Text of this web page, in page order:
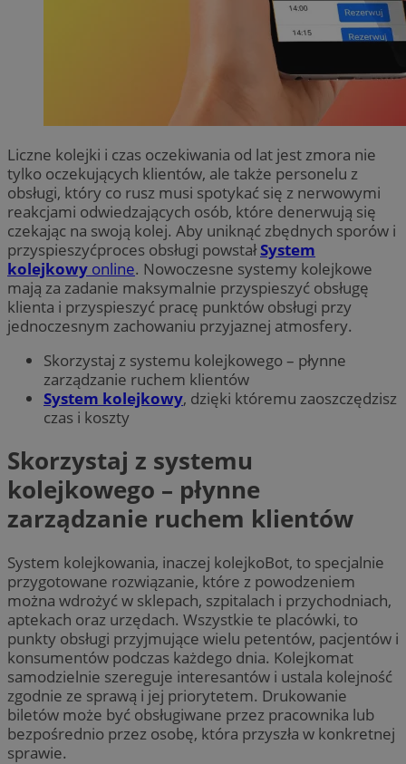
Liczne kolejki i czas oczekiwania od lat jest zmora nie
tylko oczekujących klientów, ale także personelu z
obsługi, który co rusz musi spotykać się z nerwowymi
reakcjami odwiedzających osób, które denerwują się
czekając na swoją kolej. Aby uniknąć zbędnych sporów i
przyspieszyćproces obsługi powstałSystem
kolejkowy online. Nowoczesne systemy kolejkowe
mają za zadanie maksymalnie przyspieszyć obsługę
klienta i przyspieszyć pracę punktów obsługi przy
jednoczesnym zachowaniu przyjaznej atmosfery.
Skorzystaj z systemu kolejkowego – płynne
zarządzanie ruchem klientów
System kolejkowy, dzięki któremu zaoszczędzisz
czas i koszty
Skorzystaj z systemu
kolejkowego – płynne
zarządzanie ruchem klientów
System kolejkowania, inaczej kolejkoBot, to specjalnie
przygotowane rozwiązanie, które z powodzeniem
można wdrożyć w sklepach, szpitalach i przychodniach,
aptekach oraz urzędach. Wszystkie te placówki, to
punkty obsługi przyjmujące wielu petentów, pacjentów i
konsumentów podczas każdego dnia. Kolejkomat
samodzielnie szereguje interesantów i ustala kolejność
zgodnie ze sprawą i jej priorytetem. Drukowanie
biletów może być obsługiwane przez pracownika lub
bezpośrednio przez osobę, która przyszła w konkretnej
sprawie.